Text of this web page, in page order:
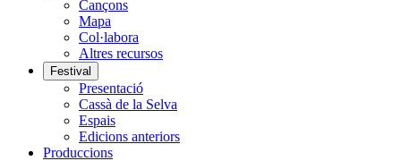
Cançons
Mapa
Col·labora
Altres recursos
Festival
Presentació
Cassà de la Selva
Espais
Edicions anteriors
Produccions